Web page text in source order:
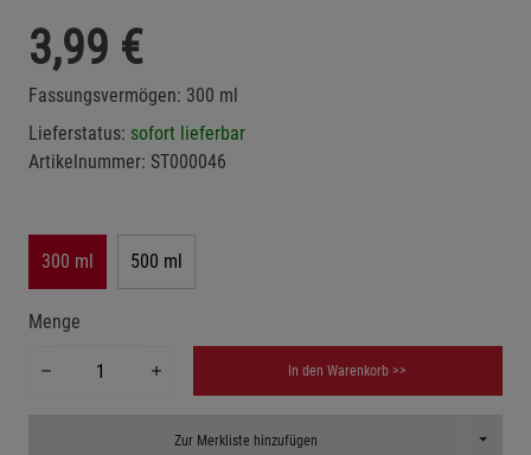
3,99 €
Fassungsvermögen: 300 ml
Lieferstatus: sofort lieferbar
Artikelnummer: ST000046
300 ml 500 ml
Menge
In den Warenkorb >>
Zur Merkliste hinzufügen Toggle